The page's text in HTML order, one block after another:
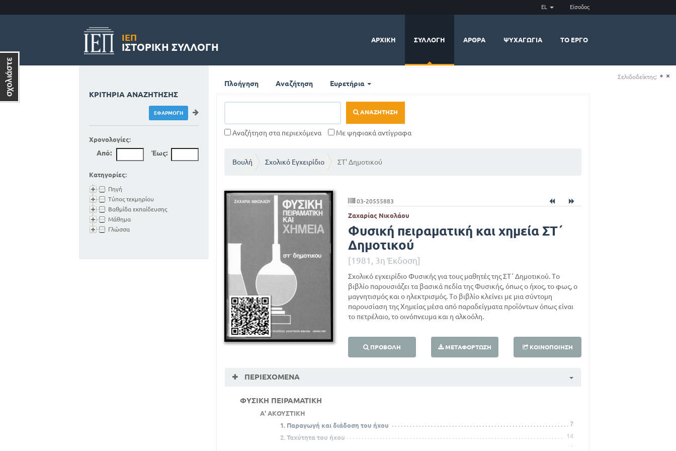
EL Είσοδος
ΙΕΠ
ΙΣΤΟΡΙΚΉ ΣΥΛΛΟΓΉ
ΑΡΧΙΚΉ ΣΥΛΛΟΓΉ ΆΡΘΡΑ ΨΥΧΑΓΩΓΊΑ ΤΟ ΈΡΓΟ
Πλοήγηση Αναζήτηση Ευρετήρια
ΑΝΑΖΉΤΗΣΗ
Αναζήτηση στα περιεχόμενα Με ψηφιακά αντίγραφα
Βουλή Σχολικό Εγχειρίδιο ΣΤ' Δημοτικού
03-20555883
Ζαχαρίας Νικολάου
Φυσική πειραματική και χημεία ΣΤ΄
Δημοτικού
[1981, 3η Έκδοση]
Σχολικό εγχειρίδιο Φυσικής για τους μαθητές της ΣΤ΄ Δημοτικού. Το
βιβλίο παρουσιάζει τα βασικά πεδία της Φυσικής, όπως ο ήχος, το φως, ο
μαγνητισμός και ο ηλεκτρισμός. Το βιβλίο κλείνει με μια σύντομη
παρουσίαση της Χημείας μέσα από παραδείγματα προϊόντων όπως είναι
το πετρέλαιο, το οινόπνευμα και η αλκοόλη.
ΠΡΟΒΟΛΉ ΜΕΤΑΦΌΡΤΩΣΗ ΚΟΙΝΟΠΟΊΗΣΗ
ΠΕΡΙΕΧΌΜΕΝΑ
ΦΥΣΙΚΗ ΠΕΙΡΑΜΑΤΙΚΗ
Α' ΑΚΟΥΣΤΙΚΗ
1. Παραγωγή και διάδοση του ήχου
7
2. Ταχύτητα του ήχου
14
15
ΚΡΙΤΉΡΙΑ ΑΝΑΖΉΤΗΣΗΣ
Χρονολογίες:
Από: Έως:
Κατηγορίες:
Πηγή
Τύπος τεκμηρίου
Βαθμίδα εκπαίδευσης
Μάθημα
Γλώσσα
Σελιδοδείκτης: